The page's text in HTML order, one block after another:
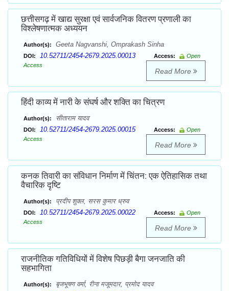
छत्तीसगढ़ में खाद्य सुरक्षा एवं सार्वजनिक वितरण प्रणाली का
विश्लेषणात्मक अध्ययन
Author(s): Geeta Nagvanshi, Omprakash Sinha
DOI: 10.52711/2454-2679.2025.00013 Access:
Open
Access
Read More
हिंदी काव्य में नारी के संघर्ष और शक्ति का चित्रण
Author(s): सीताराम यादव
DOI: 10.52711/2454-2679.2025.00015 Access:
Open
Access
Read More
कनक तिवारी का संविधान निर्माण में चिंतन: एक ऐतिहासिक तथा
वैचारिक दृष्टि
Author(s): प्रदीप शुक्ल, सरस कुमार ध्रुव
DOI: 10.52711/2454-2679.2025.00022 Access:
Open
Access
Read More
राजनीतिक गतिविधियों में विशेष पिछड़ी बैगा जनजाति की
सहभागिता
Author(s): बृजभूषण वर्मा, रीना मजूमदार, प्रमोद यादव